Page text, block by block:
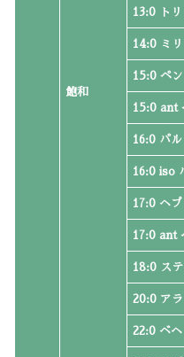
飽和
13:0 ト
14:0 ミ
15:0 ペ
15:0 ant
16:0 パ
16:0 iso
17:0 ヘ
17:0 ant
18:0 ス
20:0 ア
22:0 ベ